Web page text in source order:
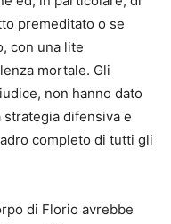
premeditato o se
con una lite
mortale. Gli
non hanno dato
difensiva e
completo di tutti gli
di Florio avrebbe